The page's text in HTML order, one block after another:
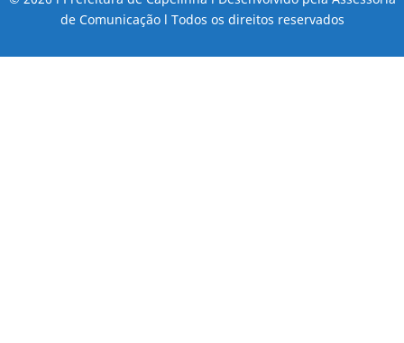
de Comunicação l Todos os direitos reservados